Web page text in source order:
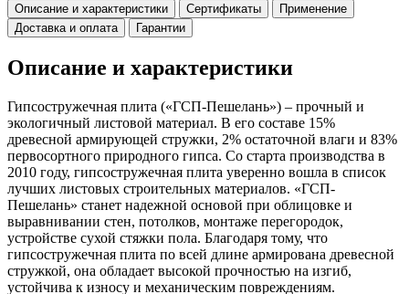
Описание и характеристики Сертификаты
Применение
Доставка и оплата
Гарантии
Описание и характеристики
Гипсостружечная плита («ГСП-Пешелань») – прочный и
экологичный листовой материал. В его составе 15%
древесной армирующей стружки, 2% остаточной влаги и 83%
первосортного природного гипса. Со старта производства в
2010 году, гипсостружечная плита уверенно вошла в список
лучших листовых строительных материалов. «ГСП-
Пешелань» станет надежной основой при облицовке и
выравнивании стен, потолков, монтаже перегородок,
устройстве сухой стяжки пола. Благодаря тому, что
гипсостружечная плита по всей длине армирована древесной
стружкой, она обладает высокой прочностью на изгиб,
устойчива к износу и механическим повреждениям.